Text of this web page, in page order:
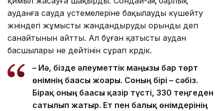
ауданға сауда үстемелеріне бақылауды күшейту
жөніндегі жұмысты жандандыруды орынды деп
санайтынын айтты. Ал бұған қатысты аудан
басшылары не дейтінін сұрап көрдік.
– Иә, бізде әлеуметтік маңызы бар төрт
өнімнің бағасы жоғары. Соның бірі – сәбіз.
Бірақ оның бағасы қазір түсті, 330 теңгеден
сатылып жатыр. Ет пен балық өнімдерінің